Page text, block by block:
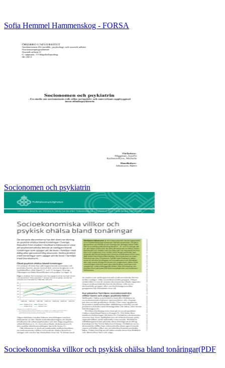
Sofia Hemmel Hammenskog - FORSA
Socionomen och psykiatrin
Socioekonomiska villkor och psykisk ohälsa bland tonåringar(PDF